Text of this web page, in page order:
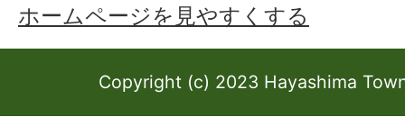
ホームページを見やすくする
Copyright (c) 2023 Hayashima